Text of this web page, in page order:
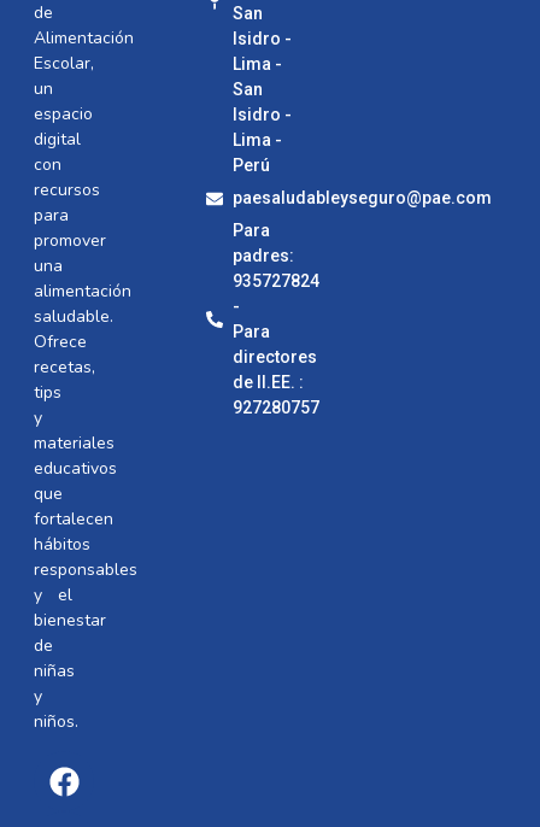
de
Alimentación
Escolar,
un
espacio
digital
con
recursos
para
promover
una
alimentación
saludable.
Ofrece
recetas,
tips
y
materiales
educativos
que
fortalecen
hábitos
responsables
y el
bienestar
de
niñas
y
niños.
San
Isidro -
Lima -
San
Isidro -
Lima -
Perú
paesaludableyseguro@pae.com
Para
padres:
935727824
-
Para
directores
de II.EE. :
927280757